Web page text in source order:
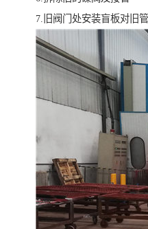
7.旧阀门处安装盲板对旧